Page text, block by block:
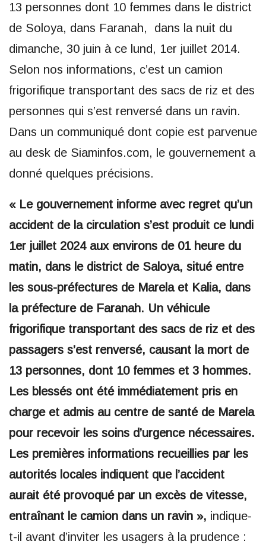
13 personnes dont 10 femmes dans le district
de Soloya, dans Faranah, dans la nuit du
dimanche, 30 juin à ce lund, 1er juillet 2014.
Selon nos informations, c’est un camion
frigorifique transportant des sacs de riz et des
personnes qui s’est renversé dans un ravin.
Dans un communiqué dont copie est parvenue
au desk de Siaminfos.com, le gouvernement a
donné quelques précisions.
« Le gouvernement informe avec regret qu’un
accident de la circulation s’est produit ce lundi
1er juillet 2024 aux environs de 01 heure du
matin, dans le district de Saloya, situé entre
les sous-préfectures de Marela et Kalia, dans
la préfecture de Faranah. Un véhicule
frigorifique transportant des sacs de riz et des
passagers s’est renversé, causant la mort de
13 personnes, dont 10 femmes et 3 hommes.
Les blessés ont été immédiatement pris en
charge et admis au centre de santé de Marela
pour recevoir les soins d’urgence nécessaires.
Les premières informations recueillies par les
autorités locales indiquent que l’accident
aurait été provoqué par un excès de vitesse,
entraînant le camion dans un ravin », indique-
t-il avant d’inviter les usagers à la prudence :